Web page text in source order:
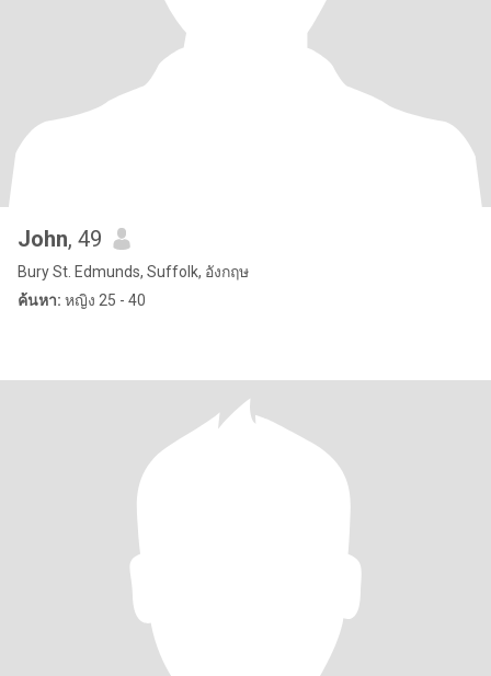
John, 49
Bury St. Edmunds, Suffolk, อังกฤษ
ค้นหา: หญิง 25 - 40